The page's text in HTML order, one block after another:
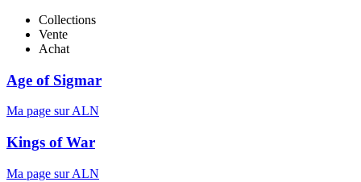
Collections
Vente
Achat
Age of Sigmar
Ma page sur ALN
Kings of War
Ma page sur ALN